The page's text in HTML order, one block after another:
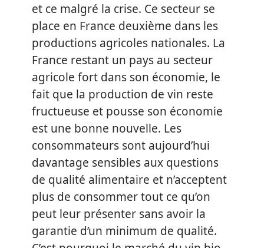
et ce malgré la crise. Ce secteur se
place en France deuxième dans les
productions agricoles nationales. La
France restant un pays au secteur
agricole fort dans son économie, le
fait que la production de vin reste
fructueuse et pousse son économie
est une bonne nouvelle. Les
consommateurs sont aujourd’hui
davantage sensibles aux questions
de qualité alimentaire et n’acceptent
plus de consommer tout ce qu’on
peut leur présenter sans avoir la
garantie d’un minimum de qualité.